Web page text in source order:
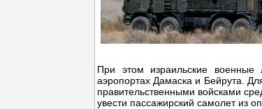
При этом израильские военные
аэропортах Дамаска и Бейрута.
правительственными войсками
увести пассажирский самолет из